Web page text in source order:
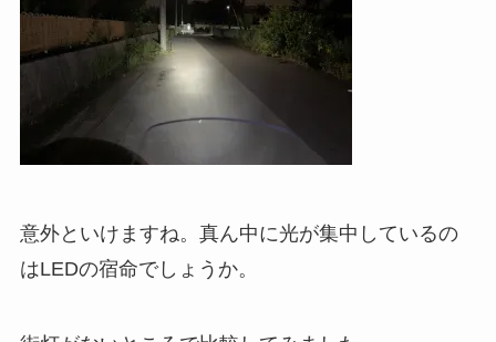
意外といけますね。真ん中に光が集中しているの
はLEDの宿命でしょうか。